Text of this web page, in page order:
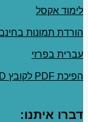
לימוד אקסל
הורדת תמונות
עברית בפרזי
הפיכת PDF לקובץ WORD
דברו איתנו: